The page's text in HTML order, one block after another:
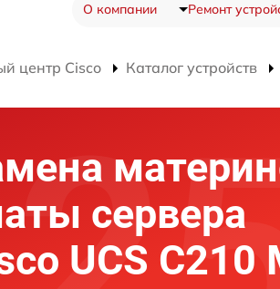
О компании Ремонт
центр Cisco Каталог устройств
сервера
UCS C210